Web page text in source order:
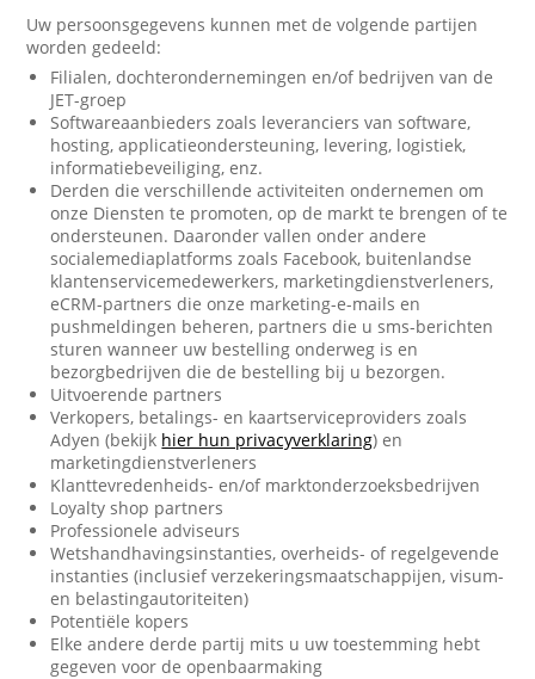
Uw persoonsgegevens kunnen met de volgende partijen
worden gedeeld:
Filialen, dochterondernemingen en/of bedrijven van de
JET-groep
Softwareaanbieders zoals leveranciers van software,
hosting, applicatieondersteuning, levering, logistiek,
informatiebeveiliging, enz.
Derden die verschillende activiteiten ondernemen om
onze Diensten te promoten, op de markt te brengen of te
ondersteunen. Daaronder vallen onder andere
socialemediaplatforms zoals Facebook, buitenlandse
klantenservicemedewerkers, marketingdienstverleners,
eCRM-partners die onze marketing-e-mails en
pushmeldingen beheren, partners die u sms-berichten
sturen wanneer uw bestelling onderweg is en
bezorgbedrijven die de bestelling bij u bezorgen.
Uitvoerende partners
Verkopers, betalings- en kaartserviceproviders zoals
Adyen (bekijk hier hun privacyverklaring) en
marketingdienstverleners
Klanttevredenheids- en/of marktonderzoeksbedrijven
Loyalty shop partners
Professionele adviseurs
Wetshandhavingsinstanties, overheids- of regelgevende
instanties (inclusief verzekeringsmaatschappijen, visum-
en belastingautoriteiten)
Potentiële kopers
Elke andere derde partij mits u uw toestemming hebt
gegeven voor de openbaarmaking